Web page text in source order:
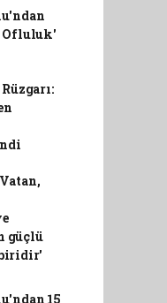
Ofluluk'
güçlü
15